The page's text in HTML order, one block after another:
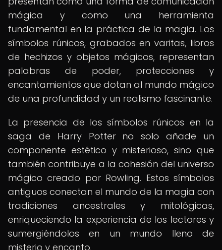
mágica y como una herramienta
fundamental en la práctica de la magia. Los
símbolos rúnicos, grabados en varitas, libros
de hechizos y objetos mágicos, representan
palabras de poder, protecciones y
encantamientos que dotan al mundo mágico
de una profundidad y un realismo fascinante.
La presencia de los símbolos rúnicos en la
saga de Harry Potter no solo añade un
componente estético y misterioso, sino que
también contribuye a la cohesión del universo
mágico creado por Rowling. Estos símbolos
antiguos conectan el mundo de la magia con
tradiciones ancestrales y mitológicas,
enriqueciendo la experiencia de los lectores y
sumergiéndolos en un mundo lleno de
misterio y encanto.